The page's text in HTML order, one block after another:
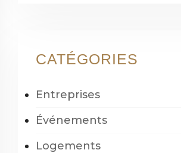
CATÉGORIES
Entreprises
Événements
Logements